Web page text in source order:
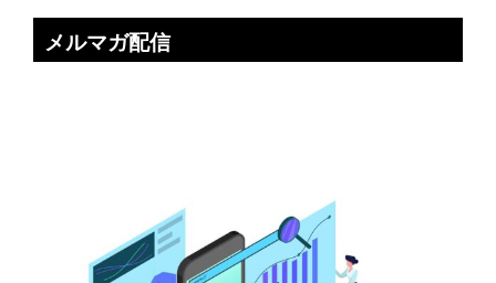
メルマガ配信